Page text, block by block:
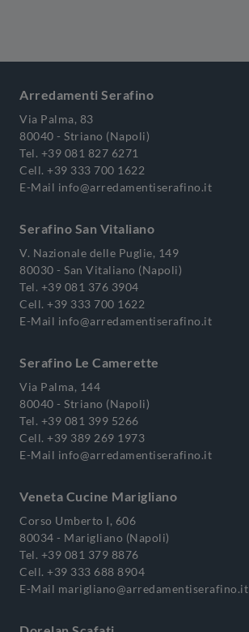
Arredamenti Serafino
Via Palma, 83
80040 - Striano (Napoli)
Tel. +39 081 827 6271
Cell. +39 333 700 1622
E-Mail info@arredamentiserafino.it
Serafino San Vitaliano
V. Nazionale delle Puglie, 149
80030 - San Vitaliano (Napoli)
Tel. +39 081 376 3904
Cell. +39 333 700 1622
E-Mail info@arredamentiserafino.it
Serafino Le Camerette
Via Palma, 144
80040 - Striano (Napoli)
Tel. +39 081 399 5266
Cell. +39 389 269 1973
E-Mail info@arredamentiserafino.it
Veneta Cucine Marigliano
Corso Umberto I, 606
80034 - Marigliano (Napoli)
Tel. +39 081 379 8876
Cell. +39 333 688 8904
E-Mail marigliano@arredamentiserafino.it